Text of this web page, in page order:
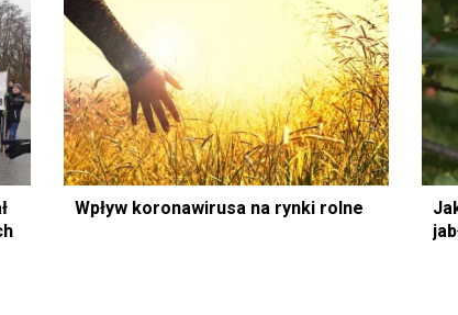
Wpływ koronawirusa na rynki rolne